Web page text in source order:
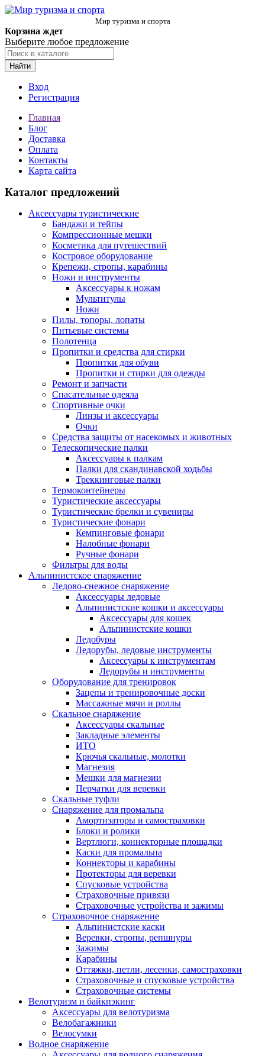
Мир туризма и спорта
Корзина ждет
Выберите любое предложение
Найти
Вход
Регистрация
Главная
Блог
Доставка
Оплата
Контакты
Карта сайта
Каталог предложений
Аксессуары туристические
Бандажи и тейпы
Компрессионные мешки
Косметика для путешествий
Костровое оборудование
Крепежи, стропы, карабины
Ножи и инструменты
Аксессуары к ножам
Мультитулы
Ножи
Пилы, топоры, лопаты
Питьевые системы
Полотенца
Пропитки и средства для стирки
Пропитки для обуви
Пропитки и стирки для одежды
Ремонт и запчасти
Спасательные одеяла
Спортивные очки
Линзы и аксессуары
Очки
Средства защиты от насекомых и животных
Телескопические палки
Аксессуары к палкам
Палки для скандинавской ходьбы
Треккинговые палки
Термоконтейнеры
Туристические аксессуары
Туристические брелки и сувениры
Туристические фонари
Кемпинговые фонари
Налобные фонари
Ручные фонари
Фильтры для воды
Альпинистское снаряжение
Ледово-снежное снаряжение
Аксессуары ледовые
Альпинистские кошки и аксессуары
Аксессуары для кошек
Альпинистские кошки
Ледобуры
Ледорубы, ледовые инструменты
Аксессуары к инструментам
Ледорубы и инструменты
Оборудование для тренировок
Зацепы и тренировочные доски
Массажные мячи и роллы
Скальное снаряжение
Аксессуары скальные
Закладные элементы
ИТО
Крючья скальные, молотки
Магнезия
Мешки для магнезии
Перчатки для веревки
Скальные туфли
Снаряжение для промальпа
Амортизаторы и самостраховки
Блоки и ролики
Вертлюги, коннекторные площадки
Каски для промальпа
Коннекторы и карабины
Протекторы для веревки
Спусковые устройства
Страховочные привязи
Страховочные устройства и зажимы
Страховочное снаряжение
Альпинистские каски
Веревки, стропы, репшнуры
Зажимы
Карабины
Оттяжки, петли, лесенки, самостраховки
Страховочные и спусковые устройства
Страховочные системы
Велотуризм и байкпэкинг
Аксессуары для велотуризма
Велобагажники
Велосумки
Водное снаряжение